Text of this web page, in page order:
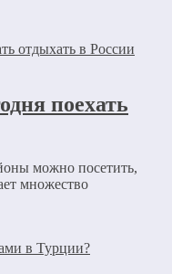
поехать
можно посетить,
множество